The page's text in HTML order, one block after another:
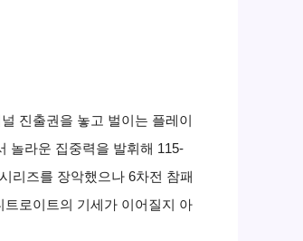
진출권을 놓고 벌이는 플레이
놀라운 집중력을 발휘해 115-
리즈를 장악했으나 6차전 참패
로이트의 기세가 이어질지 아